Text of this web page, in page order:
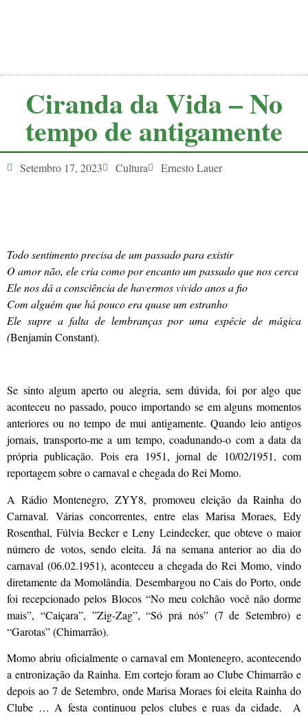
Ciranda da Vida – No
tempo de antigamente
Setembro 17, 2023 Cultura Ernesto Lauer
Todo sentimento precisa de um passado para existir
O amor não, ele cria como por encanto um passado que nos cerca
Ele nos dá a consciência de havermos vivido anos a fio
Com alguém que há pouco era quase um estranho
Ele supre a falta de lembranças por uma espécie de mágica
(Benjamin Constant).
Se sinto algum aperto ou alegria, sem dúvida, foi por algo que
aconteceu no passado, pouco importando se em alguns momentos
anteriores ou no tempo de mui antigamente. Quando leio antigos
jornais, transporto-me a um tempo, coadunando-o com a data da
própria publicação. Pois era 1951, jornal de 10/02/1951, com
reportagem sobre o carnaval e chegada do Rei Momo.
A Rádio Montenegro, ZYY8, promoveu eleição da Rainha do
Carnaval. Várias concorrentes, entre elas Marisa Moraes, Edy
Rosenthal, Fúlvia Becker e Leny Leindecker, que obteve o maior
número de votos, sendo eleita. Já na semana anterior ao dia do
carnaval (06.02.1951), aconteceu a chegada do Rei Momo, vindo
diretamente da Momolândia. Desembargou no Cais do Porto, onde
foi recepcionado pelos Blocos “No meu colchão você não dorme
mais”, “Caiçara”, ”Zig-Zag”, “Só prá nós” (7 de Setembro) e
“Garotas” (Chimarrão).
Momo abriu oficialmente o carnaval em Montenegro, acontecendo
a entronização da Rainha. Em cortejo foram ao Clube Chimarrão e
depois ao 7 de Setembro, onde Marisa Moraes foi eleita Rainha do
Clube … A festa continuou pelos clubes e ruas da cidade. A